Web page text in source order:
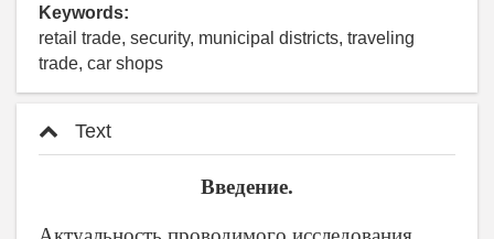
Keywords:
retail trade, security, municipal districts, traveling
trade, car shops
Text
Введение.